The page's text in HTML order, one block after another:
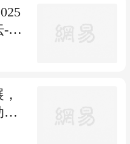
-临
浦东新区
果展启幕